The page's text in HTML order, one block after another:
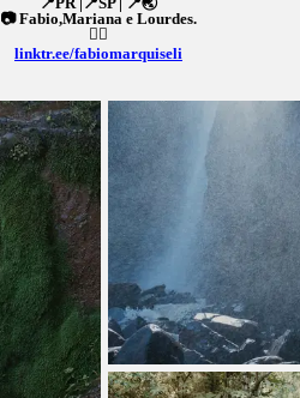
📷 Fabio,Mariana e Lourdes.
👇🏼
linktr.ee/fabiomarquiseli